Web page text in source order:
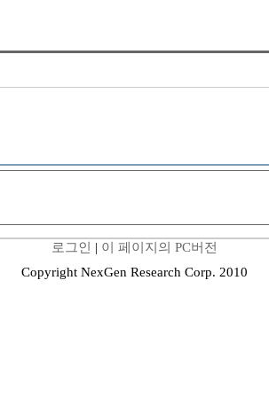
로그인 | 이 페이지의 PC버전
Copyright NexGen Research Corp. 2010